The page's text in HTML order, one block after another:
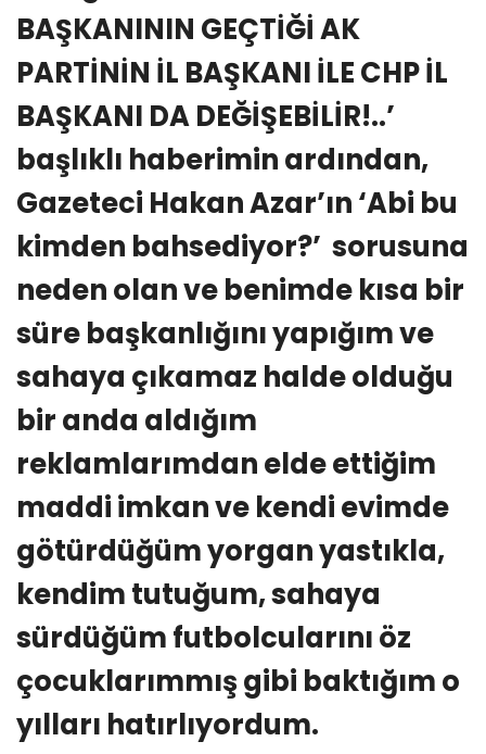
BAŞKANININ GEÇTİĞİ AK
PARTİNİN İL BAŞKANI İLE CHP İL
BAŞKANI DA DEĞİŞEBİLİR!..’
başlıklı haberimin ardından,
Gazeteci Hakan Azar’ın ‘Abi bu
kimden bahsediyor?’ sorusuna
neden olan ve benimde kısa bir
süre başkanlığını yapığım ve
sahaya çıkamaz halde olduğu
bir anda aldığım
reklamlarımdan elde ettiğim
maddi imkan ve kendi evimde
götürdüğüm yorgan yastıkla,
kendim tutuğum, sahaya
sürdüğüm futbolcularını öz
çocuklarımmış gibi baktığım o
yılları hatırlıyordum.